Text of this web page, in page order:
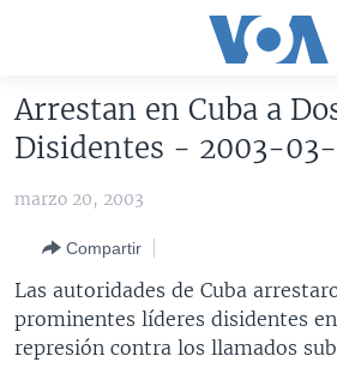
accesibilidad
Salte
navegador
principal
Salte
AMÉRICA DEL NORTE
MÉXICO
HAITÍ
ELECCIONES EEUU
VOTO DIVIDIDO
VOA VERIFICA
VOA VERIFICA UCRANIA/RUSIA
VOA VERIFICA INMIGRACIÓN
VOA VERIFICA AMÉRICA LATINA
AMÉRICA LATINA
ARGENTINA
BOLIVIA
CHINA EN AMÉRICA LATINA
CENTROAMÉRICA
Arrestan en Cuba a
Disidentes - 2003-03-
marzo 20, 2003
Compartir
Las autoridades de Cuba
prominentes líderes disidentes
represión contra los llamados